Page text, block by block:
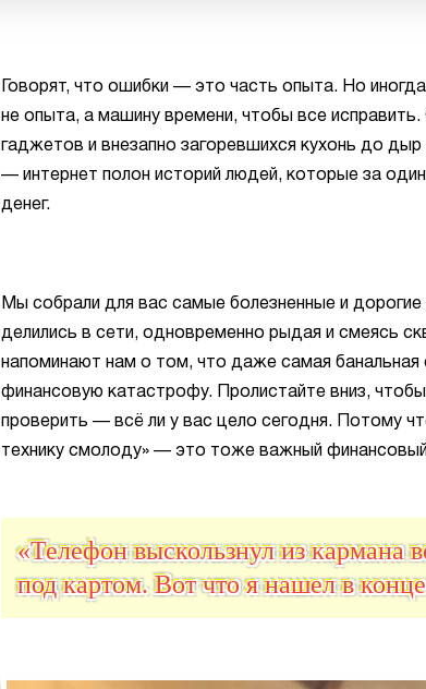
Говорят, что ошибки — это часть опыта. Но
не опыта, а машину времени, чтобы все
гаджетов и внезапно загоревшихся кухонь до
— интернет полон историй людей, которые за
денег.
Мы собрали для вас самые болезненные и
делились в сети, одновременно рыдая и смеясь
напоминают нам о том, что даже самая банальная
финансовую катастрофу. Пролистайте вниз,
проверить — всё ли у вас цело сегодня. Потому
технику смолоду» — это тоже важный
«Телефон выскользнул из кармана
под картом. Вот что я нашел в